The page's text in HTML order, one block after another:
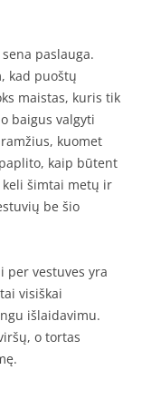
paslauga.
kad puoštų
maistas, kuris tik
baigus valgyti
kuomet
kaip būtent
šimtai metų ir
be šio
per vestuves yra
visiškai
išlaidavimu.
o tortas